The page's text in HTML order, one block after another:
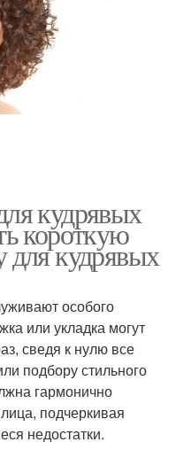
кудрявых
короткую
для кудрявых
особого
или укладка могут
сведя к нулю все
подбору стильного
гармонично
подчеркивая
недостатки.